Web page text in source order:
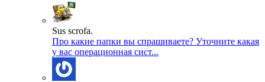
Sus scrofa.
Про какие папки вы спрашиваете? Уточните какая
у вас операционная сист...